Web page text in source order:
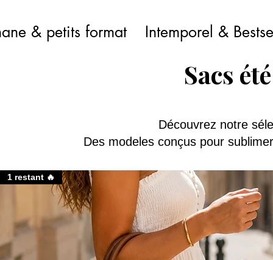
Sacs
Découvrez notre
Des modeles conçus pour
1 restant 🔥
& petits format Intemporel &